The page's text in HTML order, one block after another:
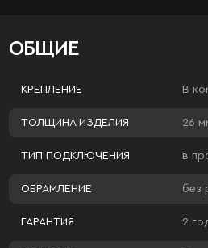
ОБЩИЕ
КРЕПЛЕНИЕ В
ТОЛЩИНА ИЗДЕЛИЯ 26
ТИП ПОДКЛЮЧЕНИЯ в
ОБРАМЛЕНИЕ без
ГАРАНТИЯ 2